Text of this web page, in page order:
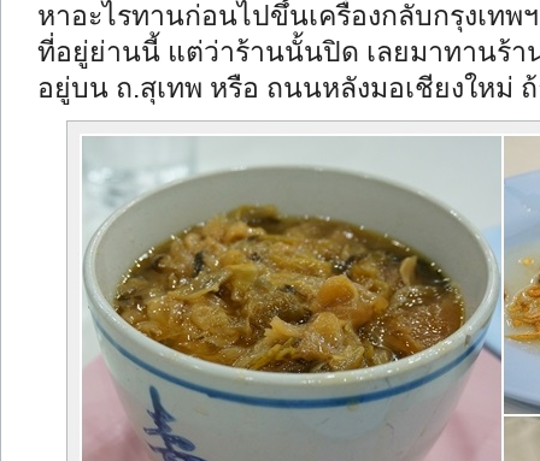
หาอะไรทานก่อนไปขึ้นเครื่องกลับกรุงเท
ที่อยู่ย่านนี้ แต่ว่าร้านนั้นปิด เลยมาทานร้
อยู่บน ถ.สุเทพ หรือ ถนนหลังมอเชียงใหม่